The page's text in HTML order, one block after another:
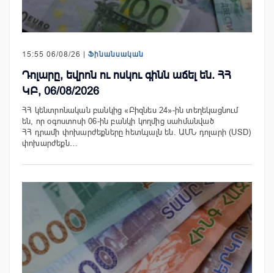
15:55 06/08/26 | Ֆինանսական
Դոլարը, եվրոն ու ոսկու գինն աճել են. ՀՀ
ԿԲ, 06/08/2026
ՀՀ կենտրոնական բանկից «Բիզնես 24»-ին տեղեկացնում
են, որ օգոստոսի 06-ին բանկի կողմից սահմանված
ՀՀ դրամի փոխարժեքները հետևյալն են. ԱՄՆ դոլարի (USD)
փոխարժեքն…